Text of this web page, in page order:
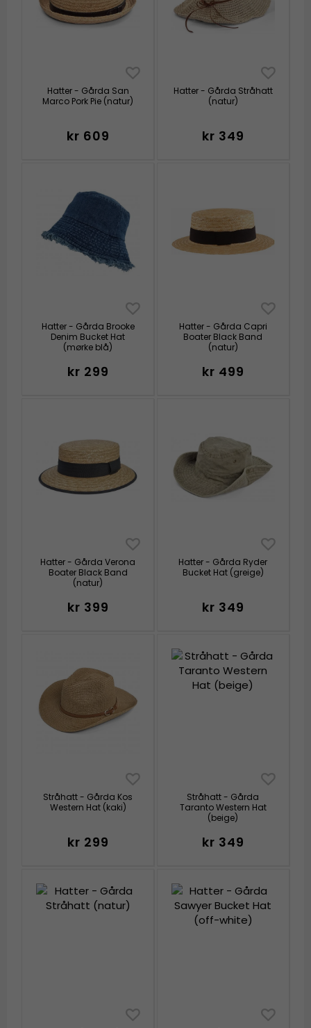
Hatter - Gårda San
Marco Pork Pie (natur)
kr 609
Hatter - Gårda Stråhatt
(natur)
kr 349
Hatter - Gårda Brooke
Denim Bucket Hat
(mørke blå)
kr 299
Hatter - Gårda Capri
Boater Black Band
(natur)
kr 499
Hatter - Gårda Verona
Boater Black Band
(natur)
kr 399
Hatter - Gårda Ryder
Bucket Hat (greige)
kr 349
Stråhatt - Gårda Kos
Western Hat (kaki)
kr 299
Stråhatt - Gårda
Taranto Western Hat
(beige)
kr 349